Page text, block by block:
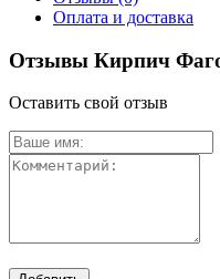
Оплата и доставка
Отзывы Кирпич
Оставить свой отзыв